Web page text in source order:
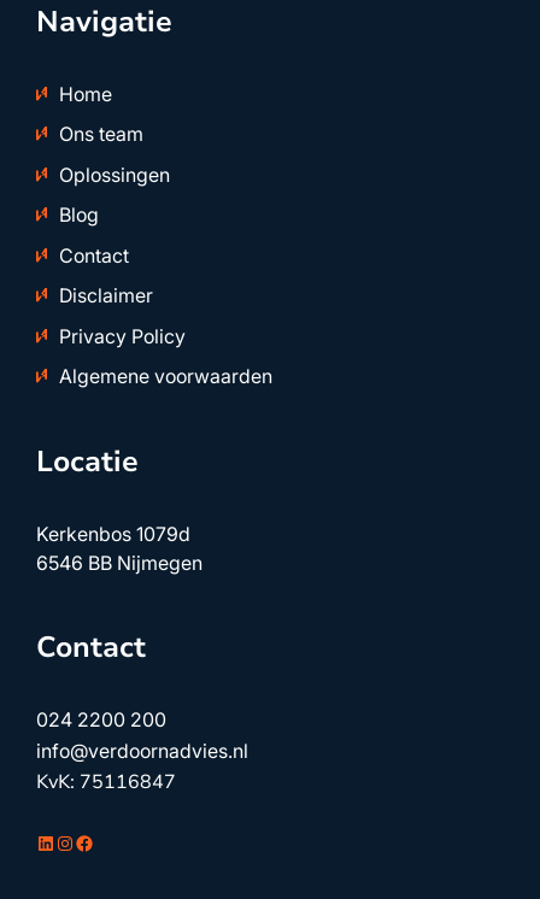
Navigatie
Home
Ons team
Oplossingen
Blog
Contact
Disclaimer
Privacy Policy
Algemene voorwaarden
Locatie
Kerkenbos 1079d
6546 BB Nijmegen
Contact
024 2200 200
info@verdoornadvies.nl
KvK: 75116847
LinkedIn
Instagram
Facebook